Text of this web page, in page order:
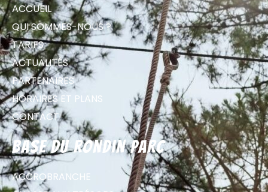
ACCUEIL
QUI SOMMES-NOUS ?
TARIFS
ACTUALITÉS
PARTENAIRES
HORAIRES ET PLANS
CONTACT
Base du Rondin parc
ACCROBRANCHE